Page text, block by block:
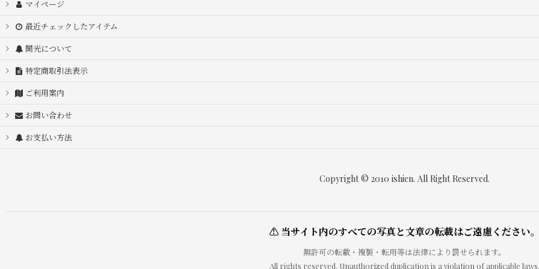
マイページ
最近チェックしたアイテム
開光について
特定商取引法表示
ご利用案内
お問い合わせ
お支払い方法
Copyright © 2010 ishien. All Right Reserved.
⚠ 当サイト内のすべての写真と文章の転載はご遠慮ください
無許可の転載・複製・転用等は法律により罰せられます。
All rights reserved. Unauthorized duplication is a violation of applicable laws.